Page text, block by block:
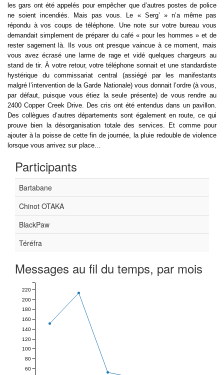
les gars ont été appelés pour empêcher que d’autres postes de police
ne soient incendiés. Mais pas vous. Le « Serg’ » n’a même pas
répondu à vos coups de téléphone. Une note sur votre bureau vous
demandait simplement de préparer du café « pour les hommes » et de
rester sagement là. Ils vous ont presque vaincue à ce moment, mais
vous avez écrasé une larme de rage et vidé quelques chargeurs au
stand de tir. À votre retour, votre téléphone sonnait et une standardiste
hystérique du commissariat central (assiégé par les manifestants
malgré l’intervention de la Garde Nationale) vous donnait l’ordre (à vous,
par défaut, puisque vous étiez la seule présente) de vous rendre au
2400 Copper Creek Drive. Des cris ont été entendus dans un pavillon.
Des collègues d’autres départements sont également en route, ce qui
prouve bien la désorganisation totale des services. Et comme pour
ajouter à la poisse de cette fin de journée, la pluie redouble de violence
lorsque vous arrivez sur place…
Participants
Bartabane
Chinot OTAKA
BlackPaw
Téréfra
Messages au fil du temps, par mois
60
80
100
120
140
160
180
200
220